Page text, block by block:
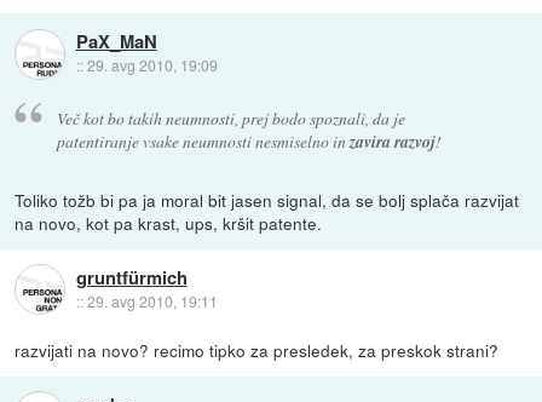
PaX_MaN
::29. avg 2010, 19:09
Več kot bo takih neumnosti, prej bodo spoznali, da je
patentiranje vsake neumnosti nesmiselno in zavira razvoj!
Toliko tožb bi pa ja moral bit jasen signal, da se bolj splača razvijat
na novo, kot pa krast, ups, kršit patente.
gruntfürmich
::29. avg 2010, 19:11
razvijati na novo? recimo tipko za presledek, za preskok strani?